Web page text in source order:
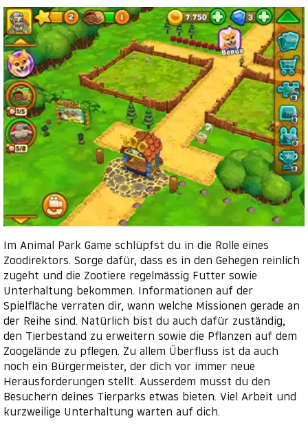
Im Animal Park Game schlüpfst du in die Rolle eines
Zoodirektors. Sorge dafür, dass es in den Gehegen reinlich
zugeht und die Zootiere regelmässig Futter sowie
Unterhaltung bekommen. Informationen auf der
Spielfläche verraten dir, wann welche Missionen gerade an
der Reihe sind. Natürlich bist du auch dafür zuständig,
den Tierbestand zu erweitern sowie die Pflanzen auf dem
Zoogelände zu pflegen. Zu allem Überfluss ist da auch
noch ein Bürgermeister, der dich vor immer neue
Herausforderungen stellt. Ausserdem musst du den
Besuchern deines Tierparks etwas bieten. Viel Arbeit und
kurzweilige Unterhaltung warten auf dich.